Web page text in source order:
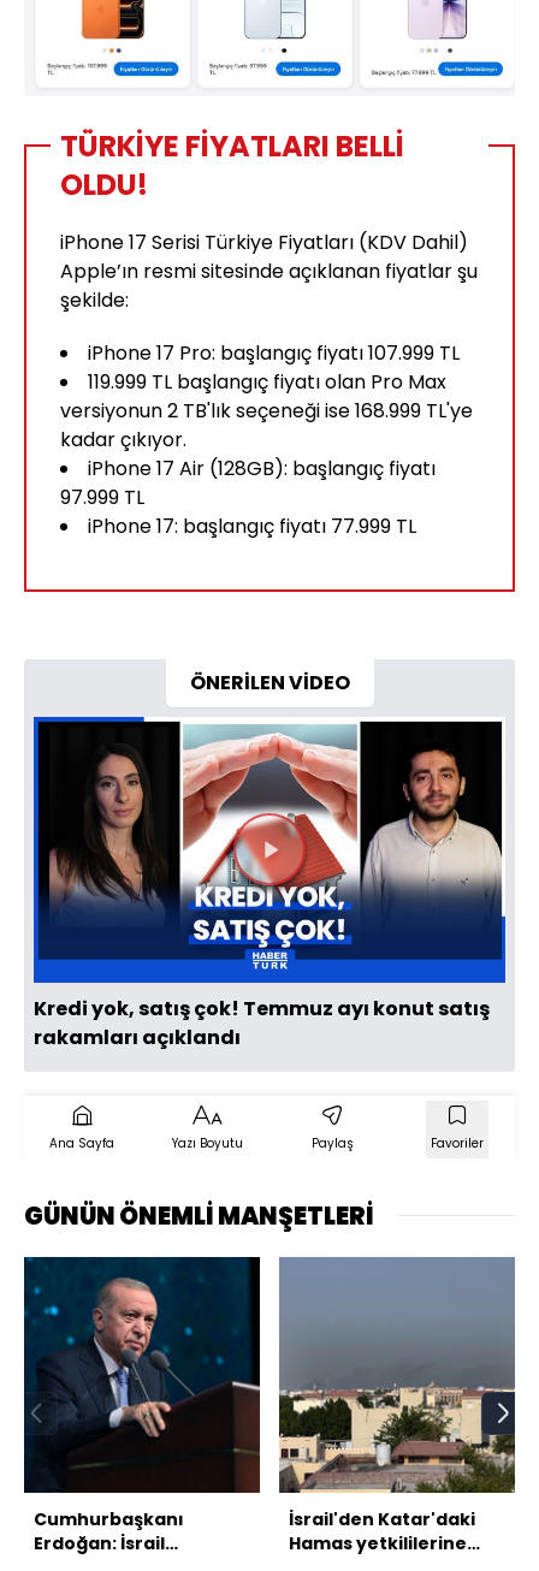
TÜRKİYE FİYATLARI BELLİ
OLDU!
iPhone 17 Serisi Türkiye Fiyatları (KDV Dahil)
Apple’ın resmi sitesinde açıklanan fiyatlar şu
şekilde:
iPhone 17 Pro: başlangıç fiyatı 107.999 TL
119.999 TL başlangıç fiyatı olan Pro Max
versiyonun 2 TB'lık seçeneği ise 168.999 TL'ye
kadar çıkıyor.
iPhone 17 Air (128GB): başlangıç fiyatı
97.999 TL
iPhone 17: başlangıç fiyatı 77.999 TL
ÖNERİLEN VİDEO
Videoyu
Oynat
Kredi yok, satış çok! Temmuz ayı konut satış
rakamları açıklandı
Ana Sayfa Yazı Boyutu Paylaş Favoriler
GÜNÜN ÖNEMLİ MANŞETLERİ
Cumhurbaşkanı
Erdoğan: İsrail
İsrail'den Katar'daki
Hamas yetkililerine